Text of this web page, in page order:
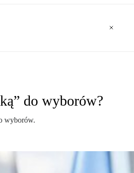
do wyborów?
wyborów.